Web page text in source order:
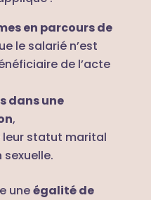
en parcours de
le salarié n’est
de l’acte
dans une
,
statut marital
uneégalité de